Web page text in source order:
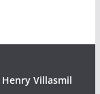
Henry Villasmil